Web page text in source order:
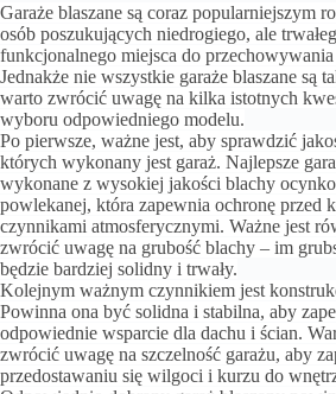
Garaże blaszane są coraz popularniejszym
osób poszukujących niedrogiego, ale
funkcjonalnego miejsca do przechowywania
Jednakże nie wszystkie garaże blaszane są
warto zwrócić uwagę na kilka istotnych
wyboru odpowiedniego modelu.
Po pierwsze, ważne jest, aby sprawdzić
których wykonany jest garaż. Najlepsze
wykonane z wysokiej jakości blachy
powlekanej, która zapewnia ochronę przed
czynnikami atmosferycznymi. Ważne jest
zwrócić uwagę na grubość blachy – im
będzie bardziej solidny i trwały.
Kolejnym ważnym czynnikiem jest
Powinna ona być solidna i stabilna, aby
odpowiednie wsparcie dla dachu i ścian.
zwrócić uwagę na szczelność garażu, aby
przedostawaniu się wilgoci i kurzu do